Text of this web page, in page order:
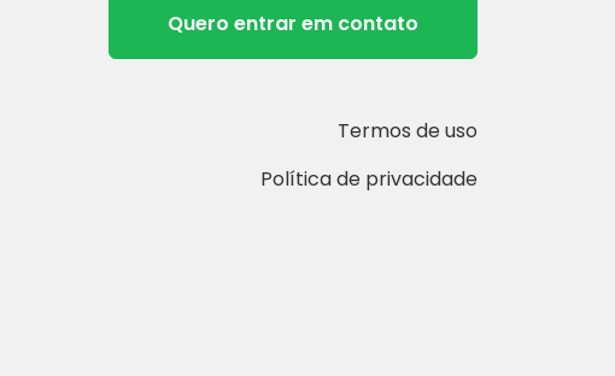
Quero entrar em contato
Termos de uso
Política de privacidade